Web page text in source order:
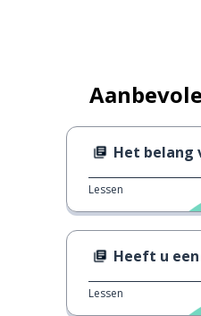
Het belang
Lessen
Heeft u een
Lessen